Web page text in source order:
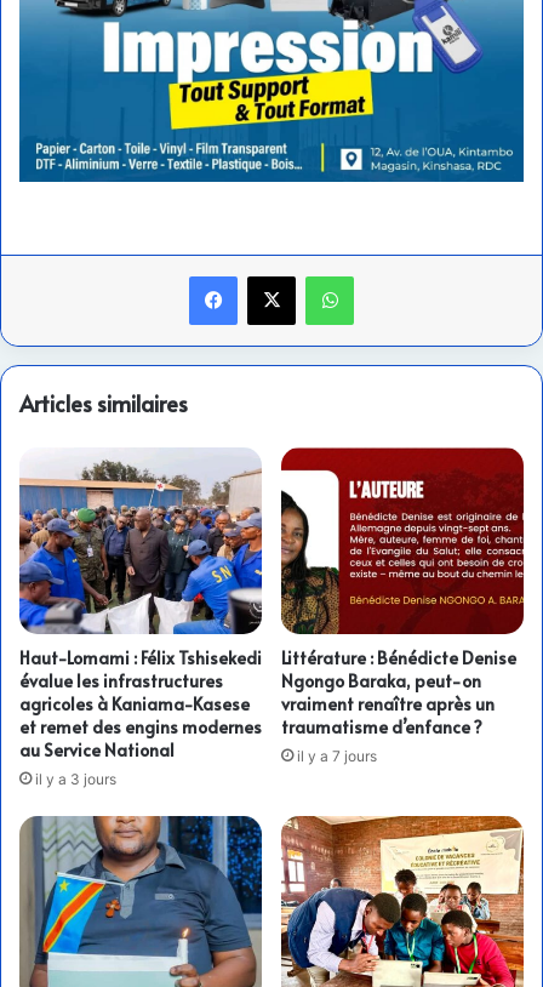
Facebook
X WhatsApp
Articles similaires
Haut-Lomami : Félix Tshisekedi
évalue les infrastructures
agricoles à Kaniama-Kasese
et remet des engins modernes
au Service National
il y a 3 jours
Littérature : Bénédicte Denise
Ngongo Baraka, peut-on
vraiment renaître après un
traumatisme d’enfance ?
il y a 7 jours